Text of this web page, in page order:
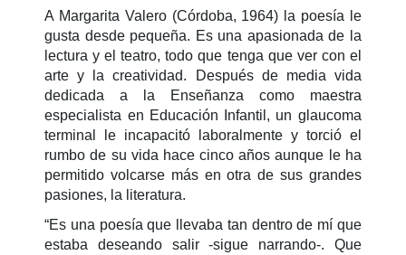
A Margarita Valero (Córdoba, 1964) la poesía le
gusta desde pequeña. Es una apasionada de la
lectura y el teatro, todo que tenga que ver con el
arte y la creatividad. Después de media vida
dedicada a la Enseñanza como maestra
especialista en Educación Infantil, un glaucoma
terminal le incapacitó laboralmente y torció el
rumbo de su vida hace cinco años aunque le ha
permitido volcarse más en otra de sus grandes
pasiones, la literatura.
“Es una poesía que llevaba tan dentro de mí que
estaba deseando salir -sigue narrando-. Que